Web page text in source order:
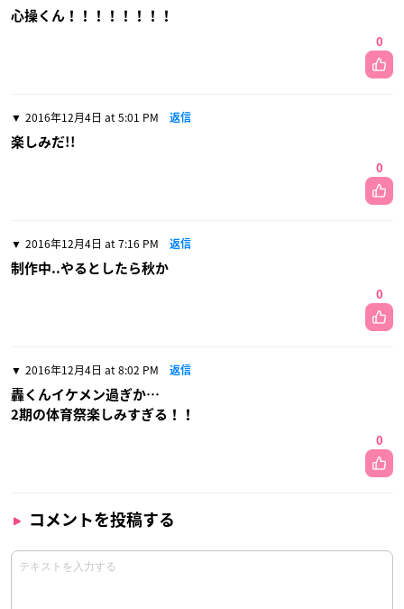
心操くん！！！！！！！！
0
2016年12月4日 at 5:01 PM 返信
楽しみだ!!
0
2016年12月4日 at 7:16 PM 返信
制作中..やるとしたら秋か
0
2016年12月4日 at 8:02 PM 返信
轟くんイケメン過ぎか…
2期の体育祭楽しみすぎる！！
0
コメントを投稿する